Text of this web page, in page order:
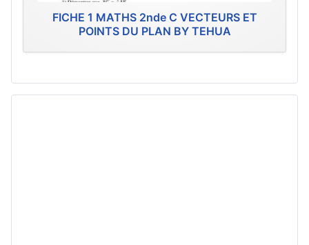
FICHE 1 MATHS 2nde C VECTEURS ET
POINTS DU PLAN BY TEHUA